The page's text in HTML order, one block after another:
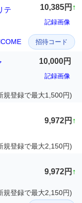
テ
10,385円 ↑
記録画像
招待コード
10,000円
記録画像
規登録で最大1,500円)
9,972円 ↑
規登録で最大2,150円)
9,972円 ↑
規登録で最大2,150円)